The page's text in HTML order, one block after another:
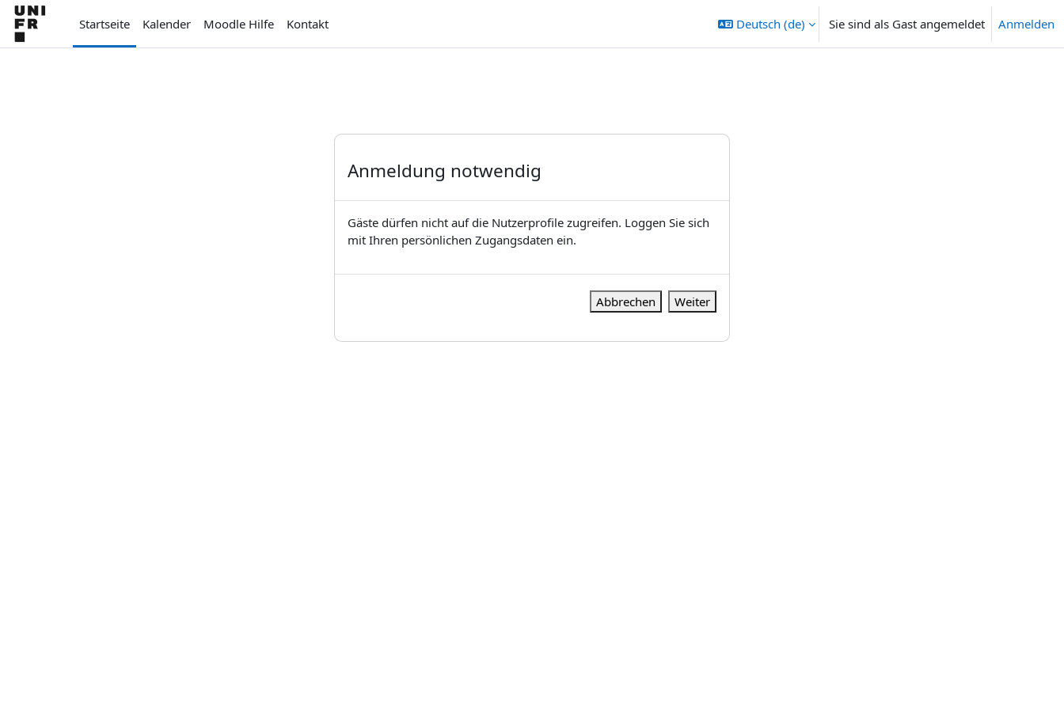
Zum Hauptinhalt
Startseite
Kalender Moodle Hilfe Kontakt Deutsch ‎(de)‎ Sie sind als Gast angemeldet Anmelden
Anmeldung notwendig
Gäste dürfen nicht auf die Nutzerprofile zugreifen. Loggen Sie sich
mit Ihren persönlichen Zugangsdaten ein.
Abbrechen Weiter